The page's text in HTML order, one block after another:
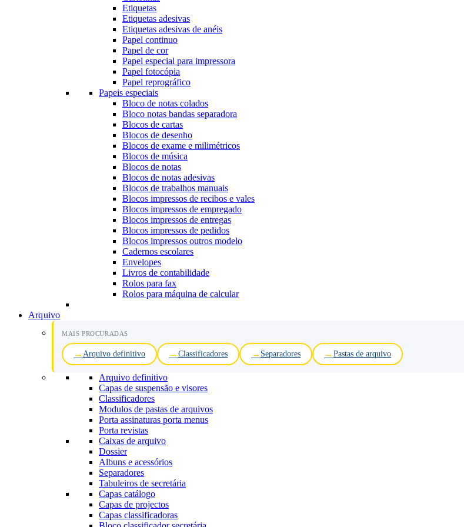
Etiquetas
Etiquetas adesivas
Etiquetas adesivas de anéis
Papel continuo
Papel de cor
Papel especial para impressora
Papel fotocópia
Papel reprográfico
Papeis especiais
Bloco de notas colados
Bloco notas bandas separadora
Blocos de cartas
Blocos de desenho
Blocos de exame e milimétricos
Blocos de música
Blocos de notas
Blocos de notas adesivas
Blocos de trabalhos manuais
Blocos impressos de recibos e vales
Blocos impressos de empregado
Blocos impressos de entregas
Blocos impressos de pedidos
Blocos impressos outros modelo
Cadernos escolares
Envelopes
Livros de contabilidade
Rolos para fax
Rolos para máquina de calcular
Arquivo
MAIS PROCURADAS
Arquivo definitivo Classificadores Separadores Pastas de arquivo
Arquivo definitivo
Capas de suspensão e visores
Classificadores
Modulos de pastas de arquivos
Porta assinaturas porta menus
Porta revistas
Caixas de arquivo
Dossier
Albuns e acessórios
Separadores
Tabuleiros de secretária
Capas catálogo
Capas de projectos
Capas classificadoras